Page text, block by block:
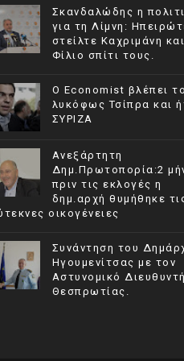
Σκανδαλώδης η
για τη Λίμνη:
στείλτε Καχριμάνη και
Φίλιο σπίτι τους.
Ο Economist βλέπει το
λυκόφως Τσίπρα και
ΣΥΡΙΖΑ
Ανεξάρτητη
Δημ.Πρωτοπορία:2
πριν τις εκλογές η
δημ.αρχή θυμήθηκε
oικογένειες
Συνάντηση του
Ηγουμενίτσας με τον
Αστυνομικό Διευθυντή
Θεσπρωτίας.